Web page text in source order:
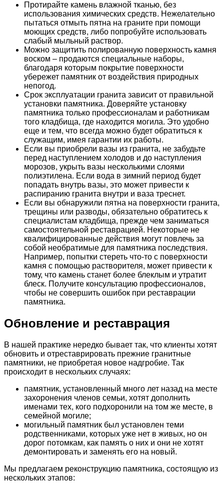
Протирайте камень влажной тканью, без
использования химических средств. Нежелательно
пытаться отмыть пятна на граните при помощи
моющих средств, либо попробуйте использовать
слабый мыльный раствор.
Можно защитить полированную поверхность камня
воском – продаются специальные наборы,
благодаря которым покрытие поверхности
убережет памятник от воздействия природных
непогод.
Срок эксплуатации гранита зависит от правильной
установки памятника. Доверяйте установку
памятника только профессионалам и работникам
того кладбища, где находится могила. Это удобно
еще и тем, что всегда можно будет обратиться к
служащим, имея гарантии их работы.
Если вы приобрели вазы из гранита, не забудьте
перед наступлением холодов и до наступления
морозов, укрыть вазы несколькими слоями
полиэтилена. Если вода в зимний период будет
попадать внутрь вазы, это может привести к
распиранию гранита внутри и ваза треснет.
Если вы обнаружили пятна на поверхности гранита,
трещины или разводы, обязательно обратитесь к
специалистам кладбища, прежде чем заниматься
самостоятельной реставрацией. Некоторые не
квалифицированные действия могут повлечь за
собой необратимые для памятника последствия.
Например, попытки стереть что-то с поверхности
камня с помощью растворителя, может привести к
тому, что камень станет более блеклым и утратит
блеск. Получите консультацию профессионалов,
чтобы не совершить ошибок при реставрации
памятника.
Обновление и реставрация
В нашей практике нередко бывает так, что клиенты хотят
обновить и отреставрировать прежние гранитные
памятники, не приобретая новое надгробие. Так
происходит в нескольких случаях:
памятник, установленный много лет назад на месте
захоронения членов семьи, хотят дополнить
именами тех, кого подхоронили на том же месте, в
семейной могиле;
могильный памятник был установлен теми
родственниками, которых уже нет в живых, но он
дорог потомкам, как память о них и они не хотят
демонтировать и заменять его на новый.
Мы предлагаем реконструкцию памятника, состоящую из
нескольких этапов: